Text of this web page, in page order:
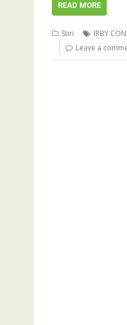
READ MORE
Stiri IRBY
Leave a